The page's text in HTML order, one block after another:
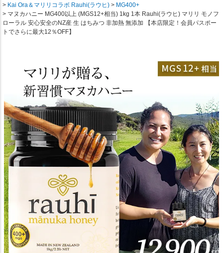
Kai Ora＆マリリコラボ Rauhi(ラウヒ)
MG400+
マヌカハニー MG400以上 (MGS12+相当) 1kg 1本 Rauhi(ラウヒ) マリリ モノフ
ローラル 安心安全のNZ産 生 はちみつ 非加熱 無添加 【本店限定！会員パスポー
トでさらに最大12％OFF】